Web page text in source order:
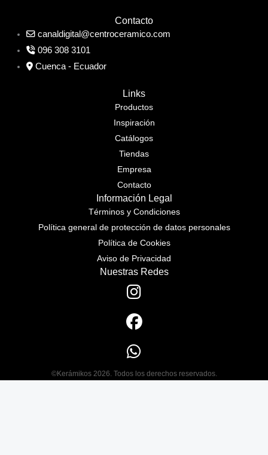
Contacto
canaldigital@centroceramico.com
096 308 3101
Cuenca - Ecuador
Links
Productos
Inspiración
Catálogos
Tiendas
Empresa
Contacto
Información Legal
Términos y Condiciones
Política general de protección de datos personales
Política de Cookies
Aviso de Privacidad
Nuestras Redes
©Kerámikos 2026. Todos los derechos reservados.